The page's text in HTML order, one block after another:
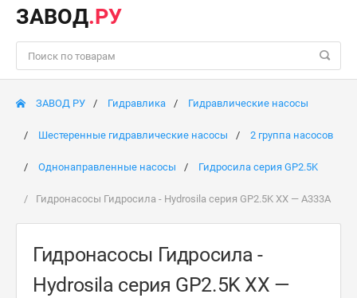
ЗАВОД.РУ
ЗАВОД РУ Гидравлика Гидравлические насосы
Шестеренные гидравлические насосы 2 группа насосов
Однонаправленные насосы Гидросила серия GP2.5K
Гидронасосы Гидросила - Hydrosila серия GP2.5K XX — A333A
Гидронасосы Гидросила -
Hydrosila серия GP2.5K XX —